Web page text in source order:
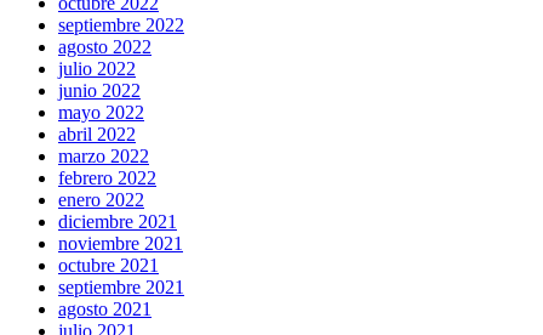
septiembre 2022
agosto 2022
julio 2022
junio 2022
mayo 2022
abril 2022
marzo 2022
febrero 2022
enero 2022
diciembre 2021
noviembre 2021
octubre 2021
septiembre 2021
agosto 2021